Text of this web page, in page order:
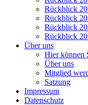
Rückblick
Rückblick
Rückblick
Rückblick
Über uns
Hier können
Über uns
Mitglied
Satzung
Impressum
Datenschutz